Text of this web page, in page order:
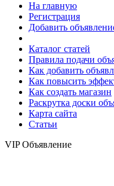
На главную
Регистрация
Добавить
Каталог статей
Правила подачи
Как добавить
Как повысить
Как создать магазин
Раскрутка доски
Карта сайта
Статьи
VIP Объявление